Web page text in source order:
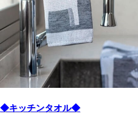
◆キッチンタオル◆